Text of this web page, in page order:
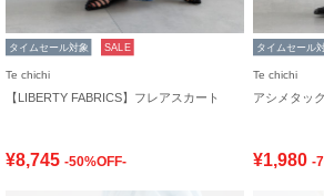
タイムセール対象 SALE
Te chichi
【LIBERTY FABRICS】フレアスカート
¥8,745 -50%OFF-
タイムセール
Te chichi
アシメタッ
¥1,980 -